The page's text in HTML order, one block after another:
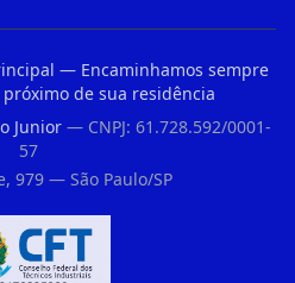
— Encaminhamos sempre
de sua residência
Junior— CNPJ: 61.728.592/0001-
57
979 — São Paulo/SP